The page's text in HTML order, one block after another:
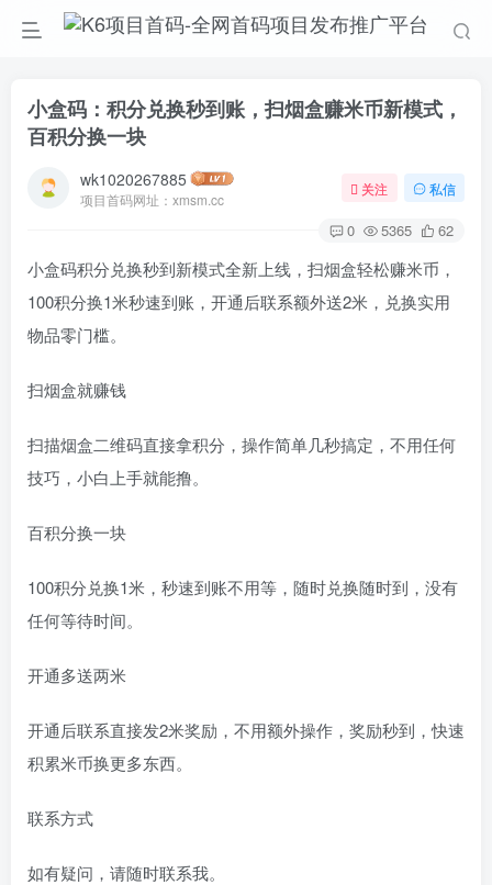
小盒码：积分兑换秒到账，扫烟盒赚米币新模式，
百积分换一块
wk1020267885
项目首码网址：xmsm.cc
关注 私信
0 5365 62
小盒码积分兑换秒到新模式全新上线，扫烟盒轻松赚米币，
100积分换1米秒速到账，开通后联系额外送2米，兑换实用
物品零门槛。
扫烟盒就赚钱
扫描烟盒二维码直接拿积分，操作简单几秒搞定，不用任何
技巧，小白上手就能撸。
百积分换一块
100积分兑换1米，秒速到账不用等，随时兑换随时到，没有
任何等待时间。
开通多送两米
开通后联系直接发2米奖励，不用额外操作，奖励秒到，快速
积累米币换更多东西。
联系方式
如有疑问，请随时联系我。